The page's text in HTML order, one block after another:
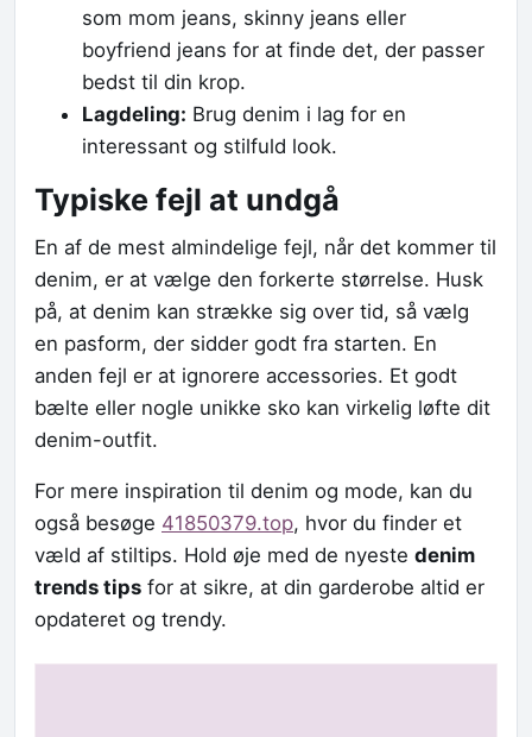
som mom jeans, skinny jeans eller
boyfriend jeans for at finde det, der passer
bedst til din krop.
Lagdeling: Brug denim i lag for en
interessant og stilfuld look.
Typiske fejl at undgå
En af de mest almindelige fejl, når det kommer til
denim, er at vælge den forkerte størrelse. Husk
på, at denim kan strække sig over tid, så vælg
en pasform, der sidder godt fra starten. En
anden fejl er at ignorere accessories. Et godt
bælte eller nogle unikke sko kan virkelig løfte dit
denim-outfit.
For mere inspiration til denim og mode, kan du
også besøge 41850379.top, hvor du finder et
væld af stiltips. Hold øje med de nyeste denim
trends tips for at sikre, at din garderobe altid er
opdateret og trendy.